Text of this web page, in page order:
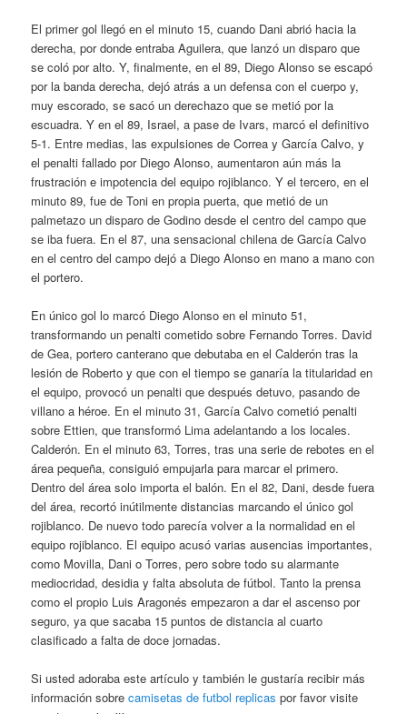
El primer gol llegó en el minuto 15, cuando Dani abrió hacia la
derecha, por donde entraba Aguilera, que lanzó un disparo que
se coló por alto. Y, finalmente, en el 89, Diego Alonso se escapó
por la banda derecha, dejó atrás a un defensa con el cuerpo y,
muy escorado, se sacó un derechazo que se metió por la
escuadra. Y en el 89, Israel, a pase de Ivars, marcó el definitivo
5-1. Entre medias, las expulsiones de Correa y García Calvo, y
el penalti fallado por Diego Alonso, aumentaron aún más la
frustración e impotencia del equipo rojiblanco. Y el tercero, en el
minuto 89, fue de Toni en propia puerta, que metió de un
palmetazo un disparo de Godino desde el centro del campo que
se iba fuera. En el 87, una sensacional chilena de García Calvo
en el centro del campo dejó a Diego Alonso en mano a mano con
el portero.
En único gol lo marcó Diego Alonso en el minuto 51,
transformando un penalti cometido sobre Fernando Torres. David
de Gea, portero canterano que debutaba en el Calderón tras la
lesión de Roberto y que con el tiempo se ganaría la titularidad en
el equipo, provocó un penalti que después detuvo, pasando de
villano a héroe. En el minuto 31, García Calvo cometió penalti
sobre Ettien, que transformó Lima adelantando a los locales.
Calderón. En el minuto 63, Torres, tras una serie de rebotes en el
área pequeña, consiguió empujarla para marcar el primero.
Dentro del área solo importa el balón. En el 82, Dani, desde fuera
del área, recortó inútilmente distancias marcando el único gol
rojiblanco. De nuevo todo parecía volver a la normalidad en el
equipo rojiblanco. El equipo acusó varias ausencias importantes,
como Movilla, Dani o Torres, pero sobre todo su alarmante
mediocridad, desidia y falta absoluta de fútbol. Tanto la prensa
como el propio Luis Aragonés empezaron a dar el ascenso por
seguro, ya que sacaba 15 puntos de distancia al cuarto
clasificado a falta de doce jornadas.
Si usted adoraba este artículo y también le gustaría recibir más
información sobrecamisetas de futbol replicas por favor visite